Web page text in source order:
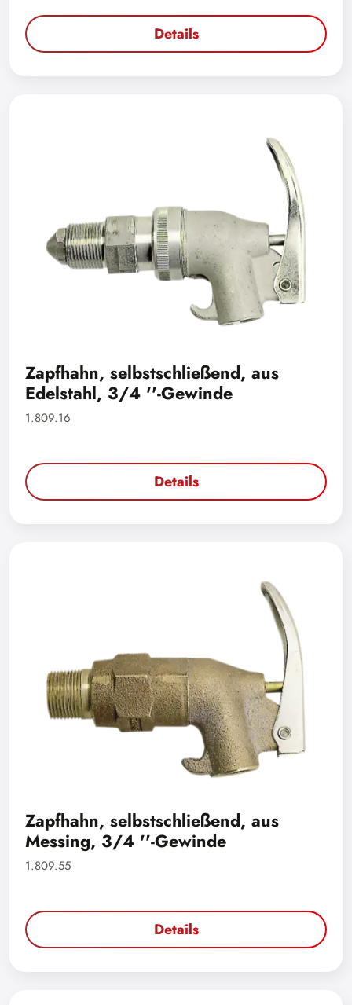
Details
Zapfhahn, selbstschließend, aus
Edelstahl, 3/4 ''-Gewinde
1.809.16
Details
Zapfhahn, selbstschließend, aus
Messing, 3/4 ''-Gewinde
1.809.55
Details